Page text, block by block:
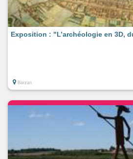
Exposition : "L’archéologie en 3D,
Barzan